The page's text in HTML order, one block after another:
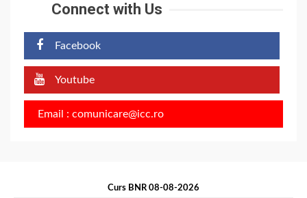
Connect with Us
Facebook
Youtube
Email : comunicare@icc.ro
Curs BNR 08-08-2026